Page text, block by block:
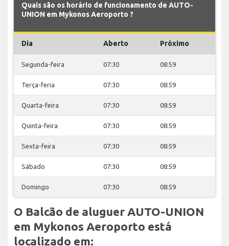
Quais são os horário de funcionamento de AUTO-
UNION em Mykonos Aeroporto ?
Dia Aberto Próximo
Segunda-feira 07:30 08:59
Terça-feria 07:30 08:59
Quarta-feira 07:30 08:59
Quinta-feira 07:30 08:59
Sexta-feira 07:30 08:59
Sábado 07:30 08:59
Domingo 07:30 08:59
O Balcão de aluguer AUTO-UNION
em Mykonos Aeroporto está
localizado em: